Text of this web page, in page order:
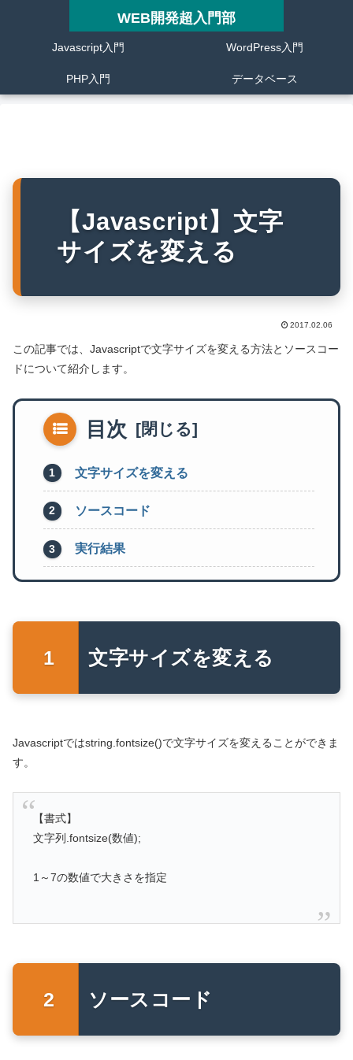
WEB開発超入門部
Javascript入門 WordPress入門
PHP入門 データベース
【Javascript】文字
サイズを変える
2017.02.06
この記事では、Javascriptで文字サイズを変える方法とソースコー
ドについて紹介します。
目次
文字サイズを変える
ソースコード
実行結果
文字サイズを変える
Javascriptではstring.fontsize()で文字サイズを変えることができま
す。
【書式】
文字列.fontsize(数値);
1～7の数値で大きさを指定
ソースコード